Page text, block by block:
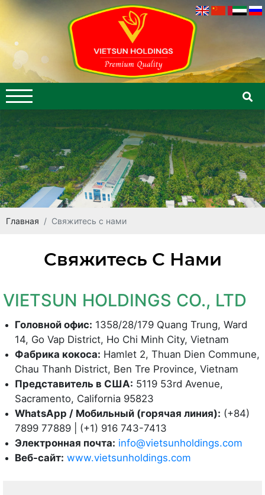
Главная Свяжитесь с нами
Свяжитесь С Нами
VIETSUN HOLDINGS CO., LTD
Головной офис: 1358/28/179 Quang Trung, Ward
14, Go Vap District, Ho Chi Minh City, Vietnam
Фабрика кокоса: Hamlet 2, Thuan Dien Commune,
Chau Thanh District, Ben Tre Province, Vietnam
Представитель в США: 5119 53rd Avenue,
Sacramento, California 95823
WhatsApp / Мобильный (горячая линия): (+84)
7899 77889 | (+1) 916 743-7413
Электронная почта: info@vietsunholdings.com
Веб-сайт: www.vietsunholdings.com